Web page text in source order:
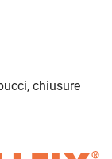
chiusure